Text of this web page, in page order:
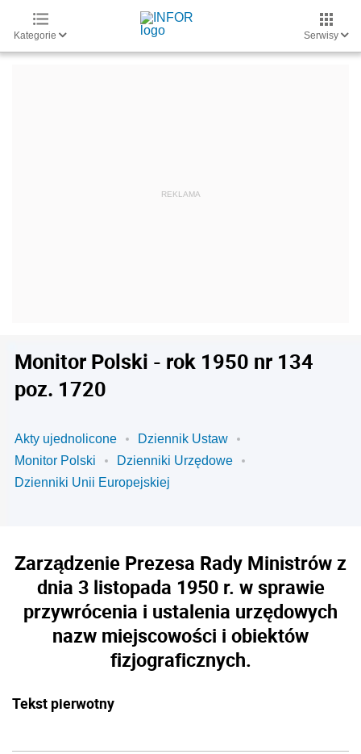
Kategorie Serwisy
Monitor Polski - rok 1950 nr 134
poz. 1720
Akty ujednolicone
Dziennik Ustaw
Monitor Polski
Dzienniki Urzędowe
Dzienniki Unii Europejskiej
Zarządzenie Prezesa Rady Ministrów z
dnia 3 listopada 1950 r. w sprawie
przywrócenia i ustalenia urzędowych
nazw miejscowości i obiektów
fizjograficznych.
Tekst pierwotny